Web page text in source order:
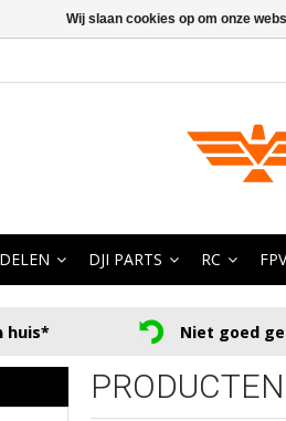
DJI PARTS RC FPV
huis* Niet goed
Wij slaan cookies op om onze